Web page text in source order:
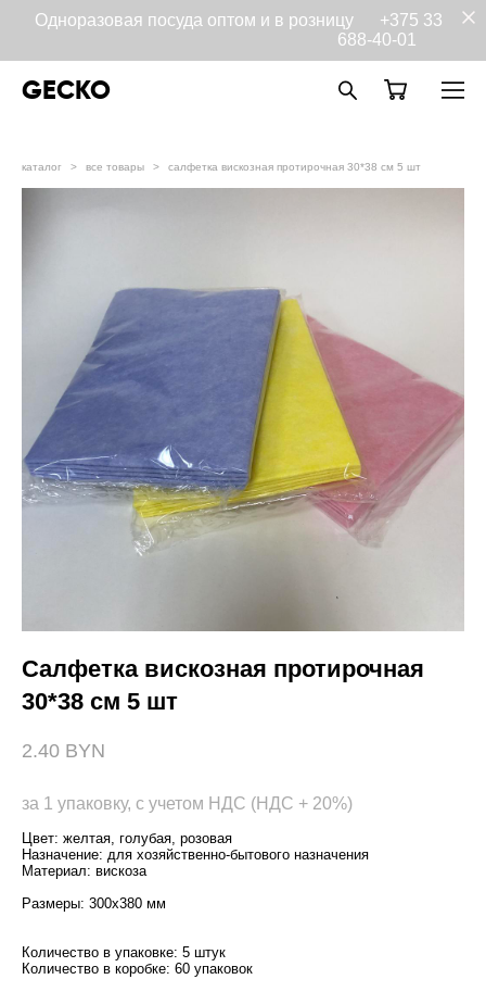
Одноразовая посуда оптом и в розницу +375 33
688-40-01
GECKO
каталог > все товары > салфетка вискозная протирочная 30*38 см 5 шт
Салфетка вискозная протирочная
30*38 см 5 шт
2.40 BYN
за 1 упаковку, с учетом НДС (НДС + 20%)
Цвет: желтая, голубая, розовая
Назначение: для хозяйственно-бытового назначения
Материал: вискоза
Размеры: 300х380 мм
Количество в упаковке: 5 штук
Количество в коробке: 60 упаковок